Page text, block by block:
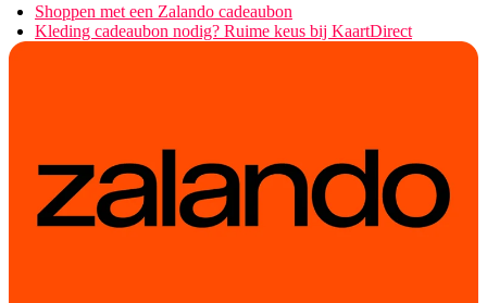
Shoppen met een Zalando cadeaubon
Kleding cadeaubon nodig? Ruime keus bij KaartDirect